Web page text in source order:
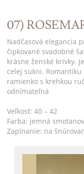
07)
Nadčasová elegancia
čipkované svadobné
krásne ženské krivky.
celej sukni.
ramienko s krehkou
odnímateľná
Veľkosť: 40 – 42
Farba: jemná
Zapínanie: na